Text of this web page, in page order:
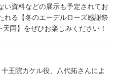
い資料などの展示も予定されてお
れる【冬のエーデルローズ感謝祭
国】をぜひお楽しみください！
王院カケル役、八代拓さんによ